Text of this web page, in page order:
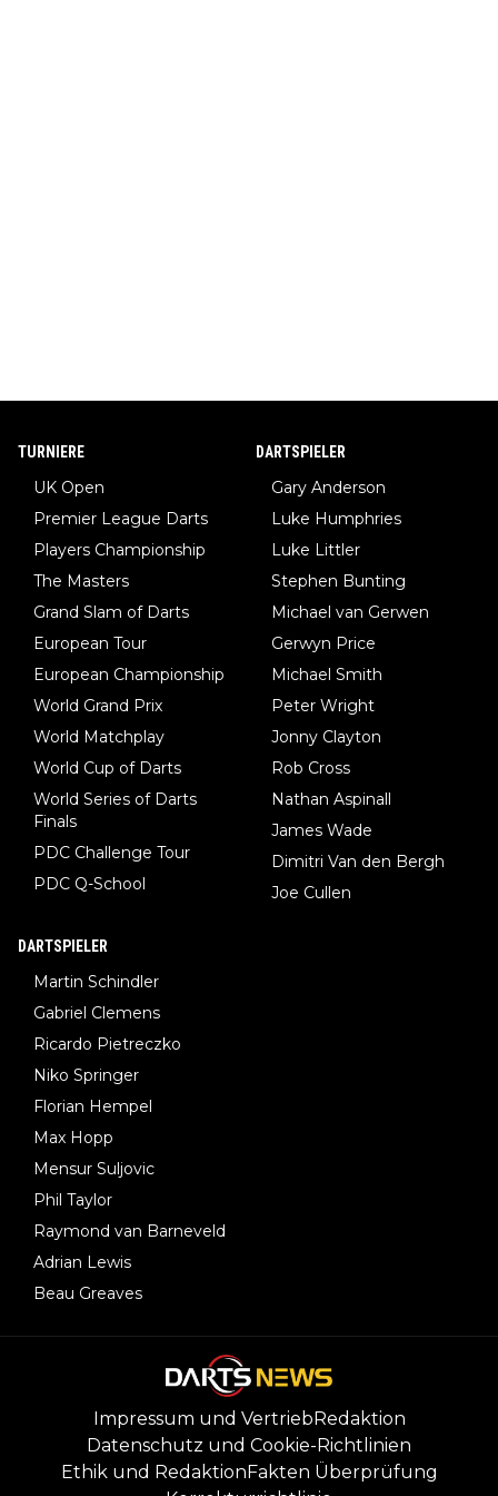
TURNIERE
UK Open
Premier League Darts
Players Championship
The Masters
Grand Slam of Darts
European Tour
European Championship
World Grand Prix
World Matchplay
World Cup of Darts
World Series of Darts
Finals
PDC Challenge Tour
PDC Q-School
DARTSPIELER
Gary Anderson
Luke Humphries
Luke Littler
Stephen Bunting
Michael van Gerwen
Gerwyn Price
Michael Smith
Peter Wright
Jonny Clayton
Rob Cross
Nathan Aspinall
James Wade
Dimitri Van den Bergh
Joe Cullen
DARTSPIELER
Martin Schindler
Gabriel Clemens
Ricardo Pietreczko
Niko Springer
Florian Hempel
Max Hopp
Mensur Suljovic
Phil Taylor
Raymond van Barneveld
Adrian Lewis
Beau Greaves
Impressum und VertriebRedaktion
Datenschutz und Cookie-Richtlinien
Ethik und RedaktionFakten Überprüfung